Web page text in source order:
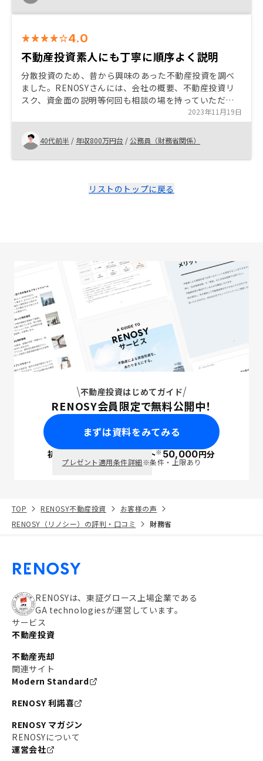
4.0
不動産投資素人にも丁寧に順序よく説明
分散投資のため、昔から興味のあった不動産投資を調べ
ました。RENOSYさんには、会社の概要、不動産投資リ
スク、資金面の説明等何回も相談の場を持っていただけ
ました。そうした、一歩一歩丁寧な対応が購入の決め手
になったと思います。 私もですが不動産投資素人の方が
ほとんどだと思いますので納得した上で購入を決めるの
が良いかと思います。 丁寧な対応のあまり、時にハッキ
リと言ってくれない時があったことは不安に感じました
2023年11月19日
40代前半 / 年収800万円台 / 公務員（財務省関係）
リストのトップに戻る
不動産投資はじめてガイド
RENOSY会員限定で無料公開中！
まずは資料をみてみる
初回面談で ポイント※50,000円分
プレゼント適用条件詳細※条件・上限あり
TOP RENOSY不動産投資
お客様の声
RENOSY（リノシー）の評判・口コミ
財務省
RENOSYは、東証グロース上場企業である
GA technologiesが運営しています。
サービス
不動産投資
不動産売却
関連サイト
Modern Standard
RENOSY 利諾喜
RENOSY マガジン
RENOSYについて
運営会社